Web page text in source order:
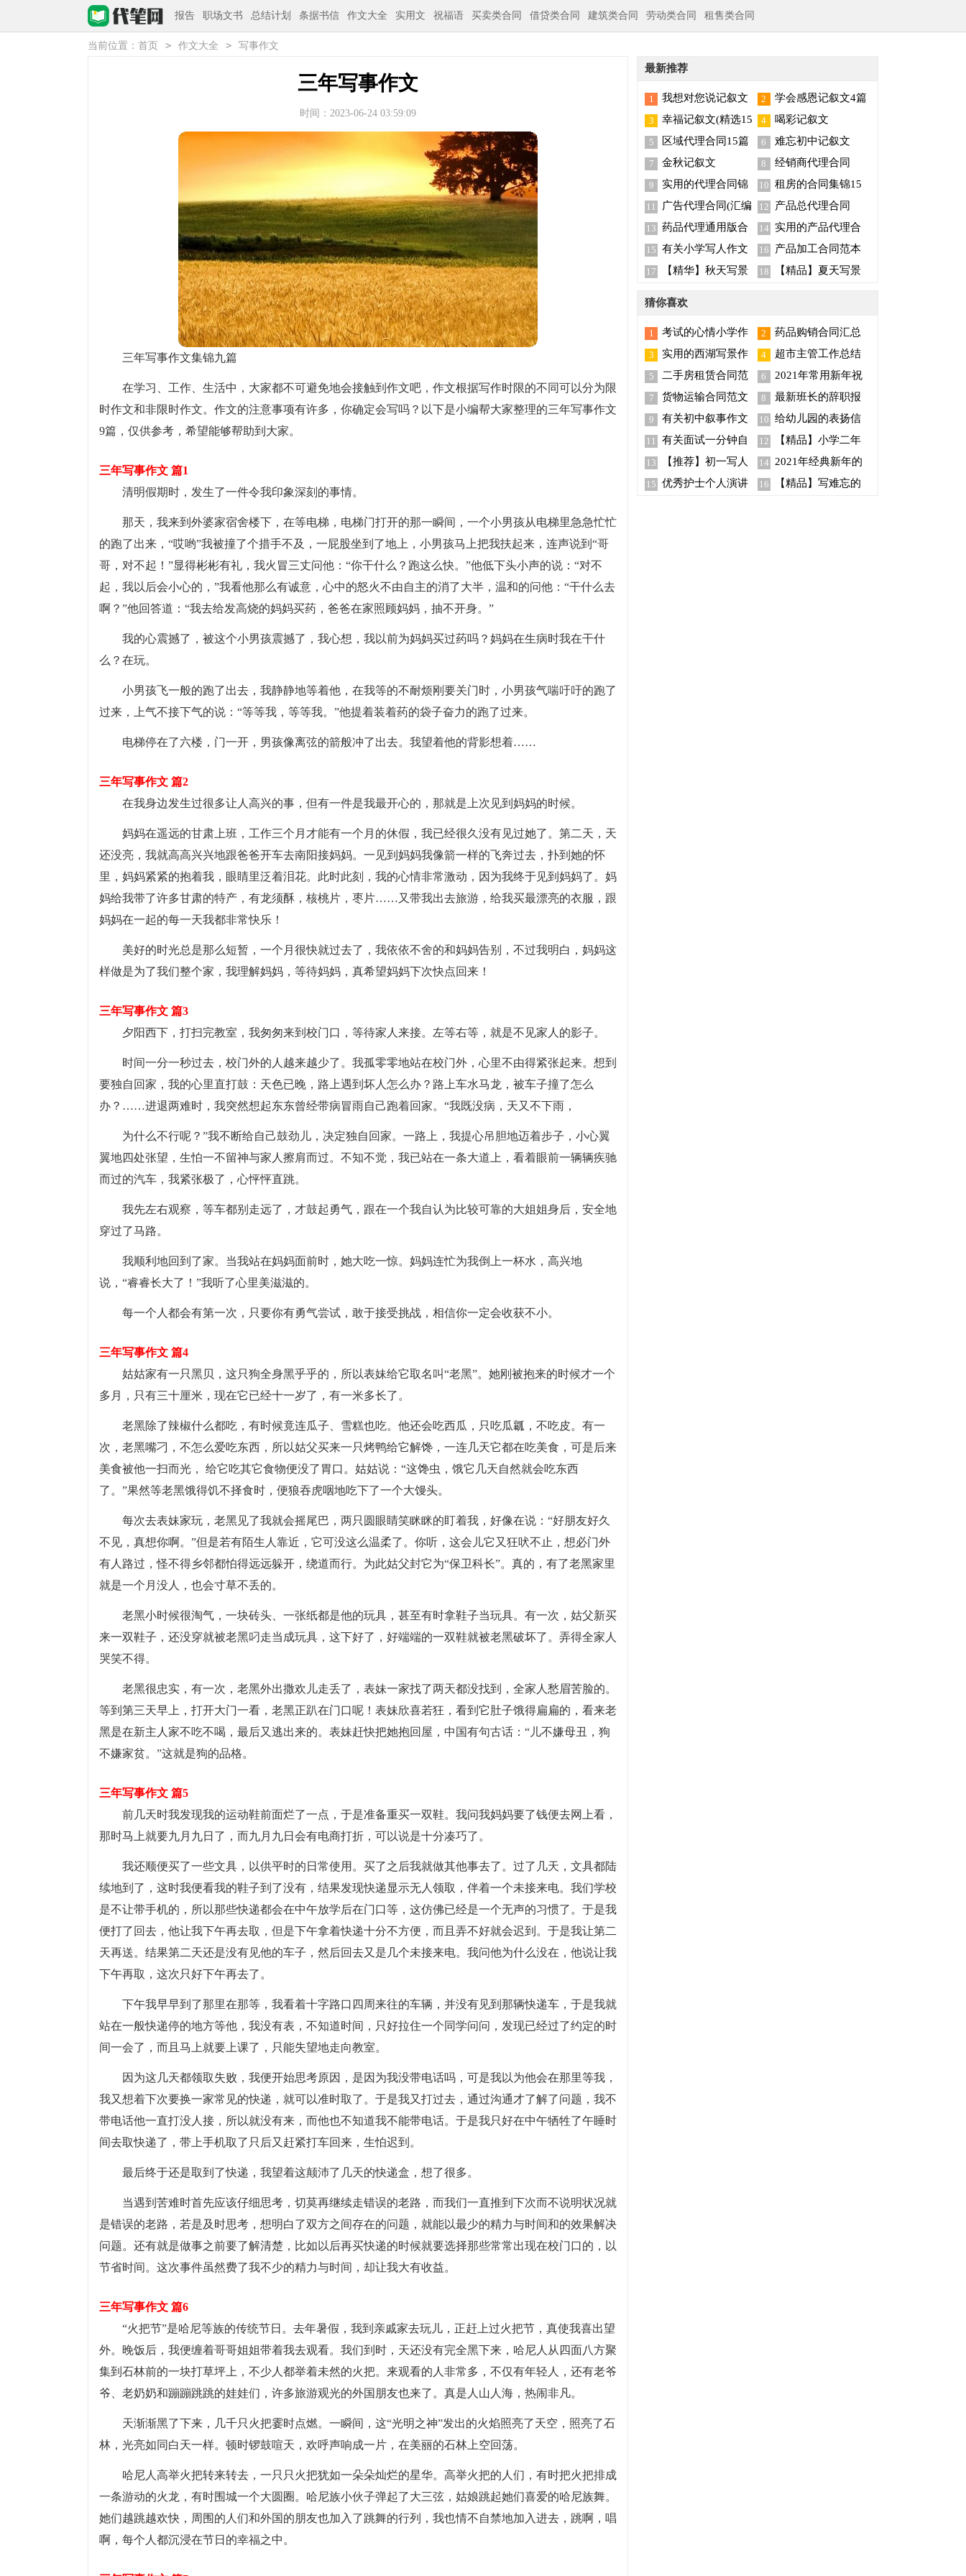
报告 职场文书 总结计划 条据书信 作文大全 实用文 祝福语 买卖类合同 借贷类合同 建筑类合同 劳动类合同 租售类合同
当前位置： 首页 > 作文大全 > 写事作文
三年写事作文
时间：2023-06-24 03:59:09
三年写事作文集锦九篇
在学习、工作、生活中，大家都不可避免地会接触到作文吧，作文根据写作时限的不同可以分为限
时作文和非限时作文。作文的注意事项有许多，你确定会写吗？以下是小编帮大家整理的三年写事作文
9篇，仅供参考，希望能够帮助到大家。
三年写事作文 篇1
清明假期时，发生了一件令我印象深刻的事情。
那天，我来到外婆家宿舍楼下，在等电梯，电梯门打开的那一瞬间，一个小男孩从电梯里急急忙忙
的跑了出来，“哎哟”我被撞了个措手不及，一屁股坐到了地上，小男孩马上把我扶起来，连声说到“哥
哥，对不起！”显得彬彬有礼，我火冒三丈问他：“你干什么？跑这么快。”他低下头小声的说：“对不
起，我以后会小心的，”我看他那么有诚意，心中的怒火不由自主的消了大半，温和的问他：“干什么去
啊？”他回答道：“我去给发高烧的妈妈买药，爸爸在家照顾妈妈，抽不开身。”
我的心震撼了，被这个小男孩震撼了，我心想，我以前为妈妈买过药吗？妈妈在生病时我在干什
么？在玩。
小男孩飞一般的跑了出去，我静静地等着他，在我等的不耐烦刚要关门时，小男孩气喘吁吁的跑了
过来，上气不接下气的说：“等等我，等等我。”他提着装着药的袋子奋力的跑了过来。
电梯停在了六楼，门一开，男孩像离弦的箭般冲了出去。我望着他的背影想着……
三年写事作文 篇2
在我身边发生过很多让人高兴的事，但有一件是我最开心的，那就是上次见到妈妈的时候。
妈妈在遥远的甘肃上班，工作三个月才能有一个月的休假，我已经很久没有见过她了。第二天，天
还没亮，我就高高兴兴地跟爸爸开车去南阳接妈妈。一见到妈妈我像箭一样的飞奔过去，扑到她的怀
里，妈妈紧紧的抱着我，眼睛里泛着泪花。此时此刻，我的心情非常激动，因为我终于见到妈妈了。妈
妈给我带了许多甘肃的特产，有龙须酥，核桃片，枣片……又带我出去旅游，给我买最漂亮的衣服，跟
妈妈在一起的每一天我都非常快乐！
美好的时光总是那么短暂，一个月很快就过去了，我依依不舍的和妈妈告别，不过我明白，妈妈这
样做是为了我们整个家，我理解妈妈，等待妈妈，真希望妈妈下次快点回来！
三年写事作文 篇3
夕阳西下，打扫完教室，我匆匆来到校门口，等待家人来接。左等右等，就是不见家人的影子。
时间一分一秒过去，校门外的人越来越少了。我孤零零地站在校门外，心里不由得紧张起来。想到
要独自回家，我的心里直打鼓：天色已晚，路上遇到坏人怎么办？路上车水马龙，被车子撞了怎么
办？……进退两难时，我突然想起东东曾经带病冒雨自己跑着回家。“我既没病，天又不下雨，
为什么不行呢？”我不断给自己鼓劲儿，决定独自回家。一路上，我提心吊胆地迈着步子，小心翼
翼地四处张望，生怕一不留神与家人擦肩而过。不知不觉，我已站在一条大道上，看着眼前一辆辆疾驰
而过的汽车，我紧张极了，心怦怦直跳。
我先左右观察，等车都别走远了，才鼓起勇气，跟在一个我自认为比较可靠的大姐姐身后，安全地
穿过了马路。
我顺利地回到了家。当我站在妈妈面前时，她大吃一惊。妈妈连忙为我倒上一杯水，高兴地
说，“睿睿长大了！”我听了心里美滋滋的。
每一个人都会有第一次，只要你有勇气尝试，敢于接受挑战，相信你一定会收获不小。
三年写事作文 篇4
姑姑家有一只黑贝，这只狗全身黑乎乎的，所以表妹给它取名叫“老黑”。她刚被抱来的时候才一个
多月，只有三十厘米，现在它已经十一岁了，有一米多长了。
老黑除了辣椒什么都吃，有时候竟连瓜子、雪糕也吃。他还会吃西瓜，只吃瓜瓤，不吃皮。有一
次，老黑嘴刁，不怎么爱吃东西，所以姑父买来一只烤鸭给它解馋，一连几天它都在吃美食，可是后来
美食被他一扫而光， 给它吃其它食物便没了胃口。姑姑说：“这馋虫，饿它几天自然就会吃东西
了。”果然等老黑饿得饥不择食时，便狼吞虎咽地吃下了一个大馒头。
每次去表妹家玩，老黑见了我就会摇尾巴，两只圆眼睛笑眯眯的盯着我，好像在说：“好朋友好久
不见，真想你啊。”但是若有陌生人靠近，它可没这么温柔了。你听，这会儿它又狂吠不止，想必门外
有人路过，怪不得乡邻都怕得远远躲开，绕道而行。为此姑父封它为“保卫科长”。真的，有了老黑家里
就是一个月没人，也会寸草不丢的。
老黑小时候很淘气，一块砖头、一张纸都是他的玩具，甚至有时拿鞋子当玩具。有一次，姑父新买
来一双鞋子，还没穿就被老黑叼走当成玩具，这下好了，好端端的一双鞋就被老黑破坏了。弄得全家人
哭笑不得。
老黑很忠实，有一次，老黑外出撒欢儿走丢了，表妹一家找了两天都没找到，全家人愁眉苦脸的。
等到第三天早上，打开大门一看，老黑正趴在门口呢！表妹欣喜若狂，看到它肚子饿得扁扁的，看来老
黑是在新主人家不吃不喝，最后又逃出来的。表妹赶快把她抱回屋，中国有句古话：“儿不嫌母丑，狗
不嫌家贫。”这就是狗的品格。
三年写事作文 篇5
前几天时我发现我的运动鞋前面烂了一点，于是准备重买一双鞋。我问我妈妈要了钱便去网上看，
那时马上就要九月九日了，而九月九日会有电商打折，可以说是十分凑巧了。
我还顺便买了一些文具，以供平时的日常使用。买了之后我就做其他事去了。过了几天，文具都陆
续地到了，这时我便看我的鞋子到了没有，结果发现快递显示无人领取，伴着一个未接来电。我们学校
是不让带手机的，所以那些快递都会在中午放学后在门口等，这仿佛已经是一个无声的习惯了。于是我
便打了回去，他让我下午再去取，但是下午拿着快递十分不方便，而且弄不好就会迟到。于是我让第二
天再送。结果第二天还是没有见他的车子，然后回去又是几个未接来电。我问他为什么没在，他说让我
下午再取，这次只好下午再去了。
下午我早早到了那里在那等，我看着十字路口四周来往的车辆，并没有见到那辆快递车，于是我就
站在一般快递停的地方等他，我没有表，不知道时间，只好拉住一个同学问问，发现已经过了约定的时
间一会了，而且马上就要上课了，只能失望地走向教室。
因为这几天都领取失败，我便开始思考原因，是因为我没带电话吗，可是我以为他会在那里等我，
我又想着下次要换一家常见的快递，就可以准时取了。于是我又打过去，通过沟通才了解了问题，我不
带电话他一直打没人接，所以就没有来，而他也不知道我不能带电话。于是我只好在中午牺牲了午睡时
间去取快递了，带上手机取了只后又赶紧打车回来，生怕迟到。
最后终于还是取到了快递，我望着这颠沛了几天的快递盒，想了很多。
当遇到苦难时首先应该仔细思考，切莫再继续走错误的老路，而我们一直推到下次而不说明状况就
是错误的老路，若是及时思考，想明白了双方之间存在的问题，就能以最少的精力与时间和的效果解决
问题。还有就是做事之前要了解清楚，比如以后再买快递的时候就要选择那些常常出现在校门口的，以
节省时间。这次事件虽然费了我不少的精力与时间，却让我大有收益。
三年写事作文 篇6
“火把节”是哈尼等族的传统节日。去年暑假，我到亲戚家去玩儿，正赶上过火把节，真使我喜出望
外。晚饭后，我便缠着哥哥姐姐带着我去观看。我们到时，天还没有完全黑下来，哈尼人从四面八方聚
集到石林前的一块打草坪上，不少人都举着未然的火把。来观看的人非常多，不仅有年轻人，还有老爷
爷、老奶奶和蹦蹦跳跳的娃娃们，许多旅游观光的外国朋友也来了。真是人山人海，热闹非凡。
天渐渐黑了下来，几千只火把霎时点燃。一瞬间，这“光明之神”发出的火焰照亮了天空，照亮了石
林，光亮如同白天一样。顿时锣鼓喧天，欢呼声响成一片，在美丽的石林上空回荡。
哈尼人高举火把转来转去，一只只火把犹如一朵朵灿烂的星华。高举火把的人们，有时把火把排成
一条游动的火龙，有时围城一个大圆圈。哈尼族小伙子弹起了大三弦，姑娘跳起她们喜爱的哈尼族舞。
她们越跳越欢快，周围的人们和外国的朋友也加入了跳舞的行列，我也情不自禁地加入进去，跳啊，唱
啊，每个人都沉浸在节日的幸福之中。
最新推荐
1 我想对您说记叙文 2 学会感恩记叙文4篇
3
幸福记叙文(精选15
篇)
4 喝彩记叙文
5 区域代理合同15篇 6 难忘初中记叙文
7 金秋记叙文 8 经销商代理合同
9
实用的代理合同锦
集五篇
10 租房的合同集锦15
篇
11
广告代理合同(汇编
15篇)
12 产品总代理合同
13 药品代理通用版合
同
14 实用的产品代理合
同合集8篇
15 有关小学写人作文
集合5篇
16 产品加工合同范本
17
【精华】秋天写景
18
【精品】夏天写景
猜你喜欢
1
考试的心情小学作
文
2
药品购销合同汇总
五篇
3
实用的西湖写景作
文6篇
4 超市主管工作总结
5
二手房租赁合同范
文集锦6篇
6
2021年常用新年祝
福语76条
7
货物运输合同范文
锦集10篇
8
最新班长的辞职报
告
9
有关初中叙事作文
300字汇总9篇
10 给幼儿园的表扬信
范文汇总6篇
11
有关面试一分钟自
我介绍汇总8篇
12
【精品】小学二年
级作文300字3篇
13
【推荐】初一写人
作文七篇
14
2021年经典新年的
祝福语46条
15 优秀护士个人演讲
16
【精品】写难忘的